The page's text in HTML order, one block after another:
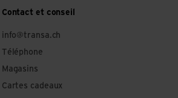
Contact et conseil
info@transa.ch
Téléphone
Magasins
Cartes cadeaux